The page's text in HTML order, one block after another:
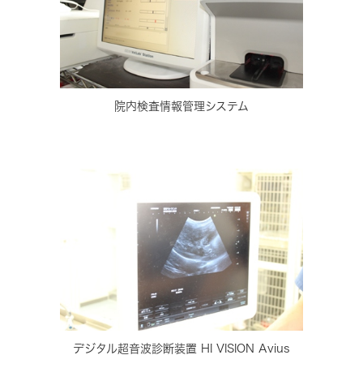
院内検査情報管理システム
デジタル超音波診断装置 HI VISION Avius